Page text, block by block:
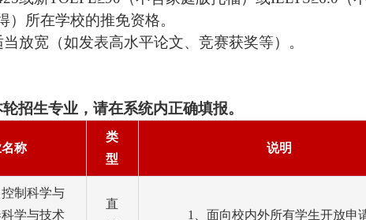
）所在学校的推免资格。
放宽（如发表高水平论文、竞赛获奖等）。
招生专业，请在系统内正确填报。
称
类
型
说明
控制科学与
学与技术
直
1、面向校内外所有学生开放申